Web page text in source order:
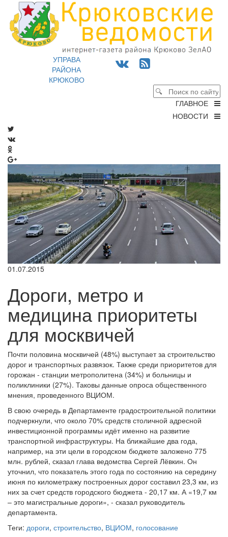
УПРАВА
РАЙОНА
КРЮКОВО
ГЛАВНОЕ
НОВОСТИ
01.07.2015
Дороги, метро и
медицина приоритеты
для москвичей
Почти половина москвичей (48%) выступает за строительство
дорог и транспортных развязок. Также среди приоритетов для
горожан - станции метрополитена (34%) и больницы и
поликлиники (27%). Таковы данные опроса общественного
мнения, проведенного ВЦИОМ.
В свою очередь в Департаменте градостроительной политики
подчеркнули, что около 70% средств столичной адресной
инвестиционной программы идёт именно на развитие
транспортной инфраструктуры. На ближайшие два года,
например, на эти цели в городском бюджете заложено 775
млн. рублей, сказал глава ведомства Сергей Лёвкин. Он
уточнил, что показатель этого года по состоянию на середину
июня по километражу построенных дорог составил 23,3 км, из
них за счет средств городского бюджета - 20,17 км. А «19,7 км
– это магистральные дороги», - сказал руководитель
департамента.
Теги: дороги, строительство, ВЦИОМ, голосование